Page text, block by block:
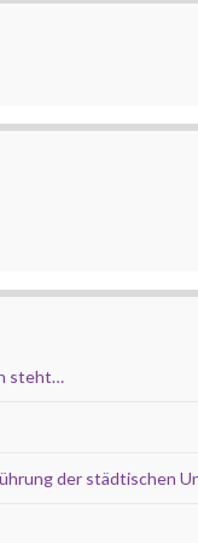
steht…
der städtischen